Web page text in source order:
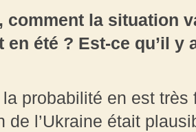
comment la situation
en été ? Est-ce qu’il y
probabilité en est très
de l’Ukraine était